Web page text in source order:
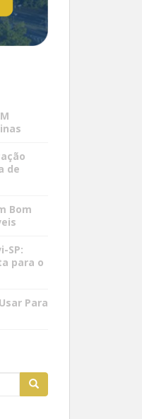
de
Bom
SP:
para o
Para